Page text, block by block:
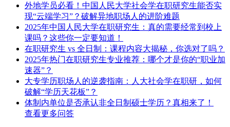
外地学员必看！中国人民大学社会学在职研究生能否实
现“云端学习”？破解异地职场人的进阶难题
2025年中国人民大学在职研究生：真的需要经常到校上
课吗？这些你一定要知道！
在职研究生 vs 全日制：课程内容大揭秘，你选对了吗？
2025年热门在职研究生专业推荐：哪个才是你的“职业加
速器”？
大专学历职场人的逆袭指南：人大社会学在职研，如何
破解“学历天花板”？
体制内单位是否承认非全日制硕士学历？真相来了！
查看更多问答